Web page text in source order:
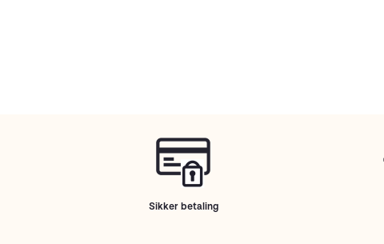
Sikker betaling